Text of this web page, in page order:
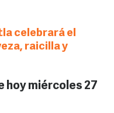
celebrará el
raicilla y
hoy miércoles 27